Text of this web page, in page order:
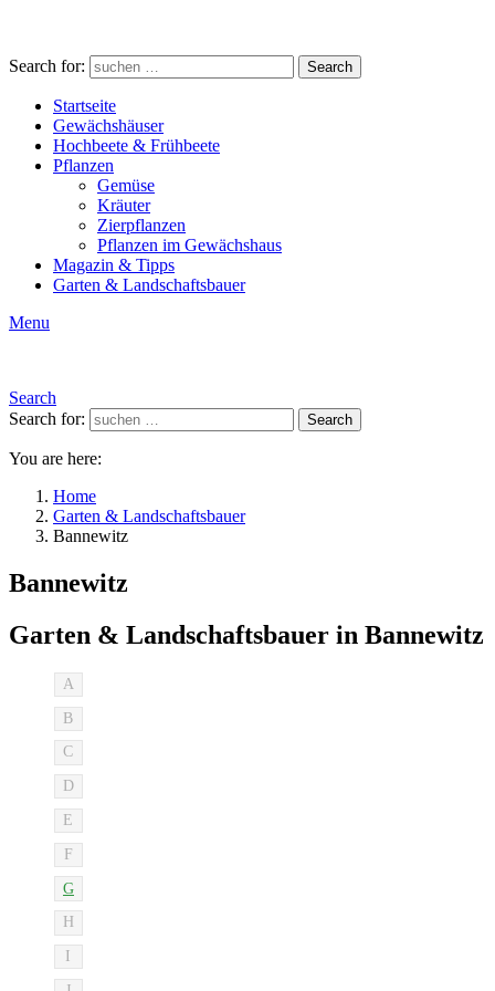
Search for: Search
Startseite
Gewächshäuser
Hochbeete & Frühbeete
Pflanzen
Gemüse
Kräuter
Zierpflanzen
Pflanzen im Gewächshaus
Magazin & Tipps
Garten & Landschaftsbauer
Menu
Search
Search for:
Search
You are here:
Home
Garten & Landschaftsbauer
Bannewitz
Bannewitz
Garten & Landschaftsbauer in Bannewitz
A
B
C
D
E
F
G
H
I